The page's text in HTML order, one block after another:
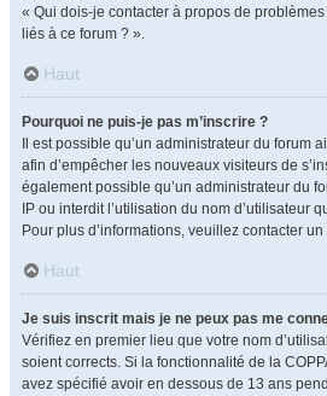
« Qui dois-je contacter à propos de problèmes
liés à ce forum ? ».
Haut
Pourquoi ne puis-je pas m’inscrire ?
Il est possible qu’un administrateur du forum
afin d’empêcher les nouveaux visiteurs de
également possible qu’un administrateur du
IP ou interdit l’utilisation du nom d’utilisateur
Pour plus d’informations, veuillez contacter
Haut
Je suis inscrit mais je ne peux pas me
Vérifiez en premier lieu que votre nom
soient corrects. Si la fonctionnalité de la
avez spécifié avoir en dessous de 13 ans